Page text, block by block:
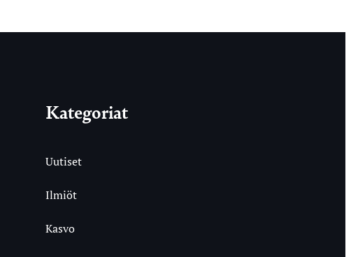
Kategoriat
Uutiset
Ilmiöt
Kasvo